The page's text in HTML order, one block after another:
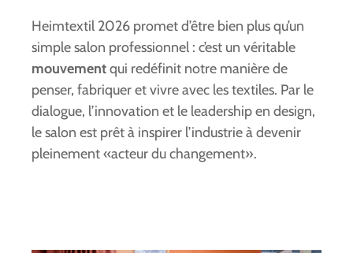
Heimtextil 2026 promet d’être bien plus qu’un
simple salon professionnel : c’est un véritable
mouvementqui redéfinit notre manière de
penser, fabriquer et vivre avec les textiles. Par le
dialogue, l’innovation et le leadership en design,
le salon est prêt à inspirer l’industrie à devenir
pleinement «acteur du changement».